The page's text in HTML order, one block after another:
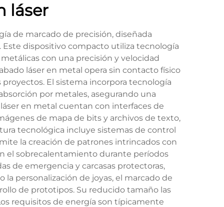
láser
de marcado de precisión, diseñada
Este dispositivo compacto utiliza tecnología
con una precisión y velocidad
láser en metal opera sin contacto físico
El sistema incorpora tecnología
por metales, asegurando una
en metal cuentan con interfaces de
de mapa de bits y archivos de texto,
tecnológica incluye sistemas de control
la creación de patrones intrincados con
el sobrecalentamiento durante períodos
de emergencia y carcasas protectoras,
personalización de joyas, el marcado de
de prototipos. Su reducido tamaño las
requisitos de energía son típicamente